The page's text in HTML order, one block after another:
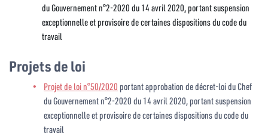
du Gouvernement n°2-2020 du 14 avril 2020, portant suspension
exceptionnelle et provisoire de certaines dispositions du code du
travail
Projets de loi
Projet de loi n°50/2020portant approbation de décret-loi du Chef
du Gouvernement n°2-2020 du 14 avril 2020, portant suspension
exceptionnelle et provisoire de certaines dispositions du code du
travail